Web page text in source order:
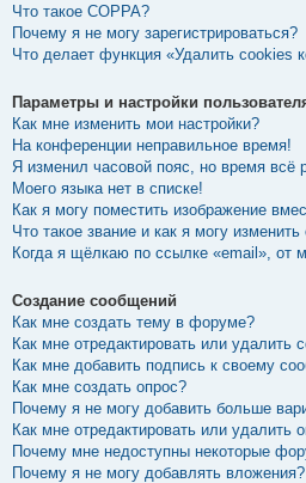
Что такое COPPA?
Почему я не могу зарегистрироваться?
Что делает функция «Удалить cookies
Параметры и настройки
Как мне изменить мои настройки?
На конференции неправильное время!
Я изменил часовой пояс, но время всё
Моего языка нет в списке!
Как я могу поместить изображение
Что такое звание и как я могу изменить
Когда я щёлкаю по ссылке «email», от
Создание сообщений
Как мне создать тему в форуме?
Как мне отредактировать или удалить
Как мне добавить подпись к своему
Как мне создать опрос?
Почему я не могу добавить больше
Как мне отредактировать или удалить
Почему мне недоступны некоторые
Почему я не могу добавлять вложения?